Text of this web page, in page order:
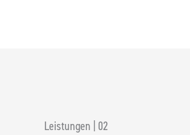
Leistungen | 02